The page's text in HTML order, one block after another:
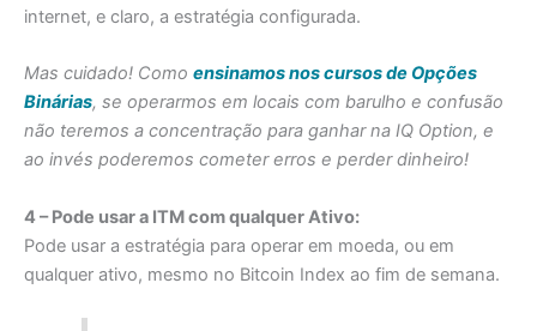
internet, e claro, a estratégia configurada.
Mas cuidado! Como ensinamos nos cursos de Opções
Binárias, se operarmos em locais com barulho e confusão
não teremos a concentração para ganhar na IQ Option, e
ao invés poderemos cometer erros e perder dinheiro!
4 – Pode usar a ITM com qualquer Ativo:
Pode usar a estratégia para operar em moeda, ou em
qualquer ativo, mesmo no Bitcoin Index ao fim de semana.